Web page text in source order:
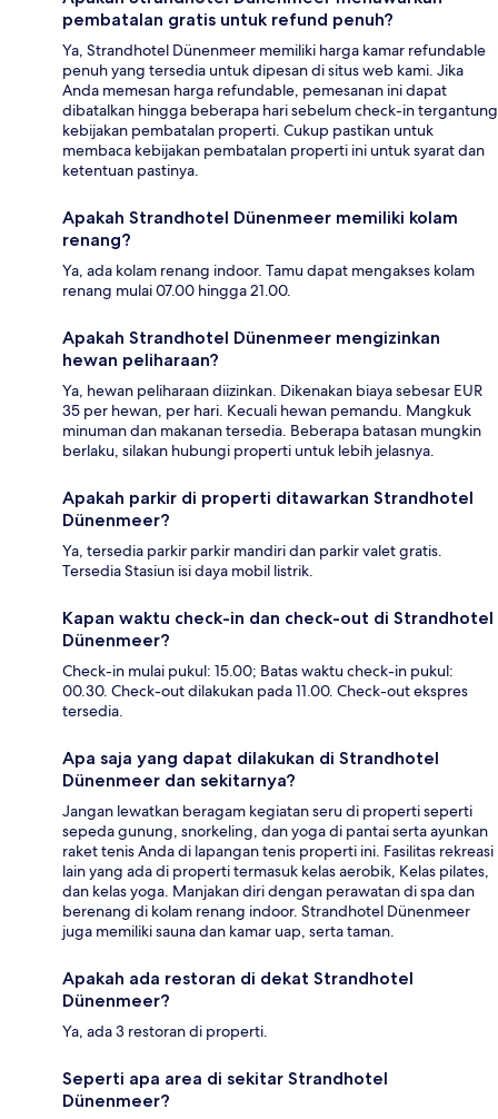
pembatalan gratis untuk refund penuh?
Ya, Strandhotel Dünenmeer memiliki harga kamar refundable
penuh yang tersedia untuk dipesan di situs web kami. Jika
Anda memesan harga refundable, pemesanan ini dapat
dibatalkan hingga beberapa hari sebelum check-in tergantung
kebijakan pembatalan properti. Cukup pastikan untuk
membaca kebijakan pembatalan properti ini untuk syarat dan
ketentuan pastinya.
Apakah Strandhotel Dünenmeer memiliki kolam
renang?
Ya, ada kolam renang indoor. Tamu dapat mengakses kolam
renang mulai 07.00 hingga 21.00.
Apakah Strandhotel Dünenmeer mengizinkan
hewan peliharaan?
Ya, hewan peliharaan diizinkan. Dikenakan biaya sebesar EUR
35 per hewan, per hari. Kecuali hewan pemandu. Mangkuk
minuman dan makanan tersedia. Beberapa batasan mungkin
berlaku, silakan hubungi properti untuk lebih jelasnya.
Apakah parkir di properti ditawarkan Strandhotel
Dünenmeer?
Ya, tersedia parkir parkir mandiri dan parkir valet gratis.
Tersedia Stasiun isi daya mobil listrik.
Kapan waktu check-in dan check-out di Strandhotel
Dünenmeer?
Check-in mulai pukul: 15.00; Batas waktu check-in pukul:
00.30. Check-out dilakukan pada 11.00. Check-out ekspres
tersedia.
Apa saja yang dapat dilakukan di Strandhotel
Dünenmeer dan sekitarnya?
Jangan lewatkan beragam kegiatan seru di properti seperti
sepeda gunung, snorkeling, dan yoga di pantai serta ayunkan
raket tenis Anda di lapangan tenis properti ini. Fasilitas rekreasi
lain yang ada di properti termasuk kelas aerobik, Kelas pilates,
dan kelas yoga. Manjakan diri dengan perawatan di spa dan
berenang di kolam renang indoor. Strandhotel Dünenmeer
juga memiliki sauna dan kamar uap, serta taman.
Apakah ada restoran di dekat Strandhotel
Dünenmeer?
Ya, ada 3 restoran di properti.
Seperti apa area di sekitar Strandhotel
Dünenmeer?